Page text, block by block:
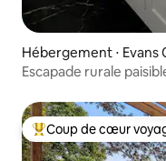
Hébergement ⋅ Evans
Escapade rurale
Coups de cœur
Coup de cœur